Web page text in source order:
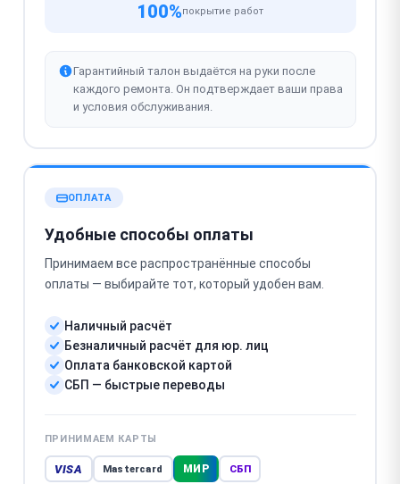
100%покрытие работ
Гарантийный талон выдаётся на руки после
каждого ремонта. Он подтверждает ваши права
и условия обслуживания.
ОПЛАТА
Удобные способы оплаты
Принимаем все распространённые способы
оплаты — выбирайте тот, который удобен вам.
Наличный расчёт
Безналичный расчёт для юр. лиц
Оплата банковской картой
СБП — быстрые переводы
ПРИНИМАЕМ КАРТЫ
VISA Mastercard МИР СБП